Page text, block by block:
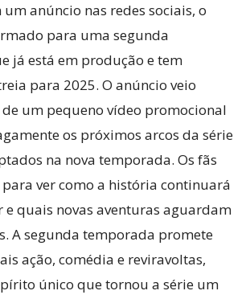
um anúncio nas redes sociais, o
para uma segunda
já está em produção e tem
para 2025. O anúncio veio
um pequeno vídeo promocional
os próximos arcos da série
na nova temporada. Os fãs
para ver como a história continuará
e quais novas aventuras aguardam
A segunda temporada promete
ação, comédia e reviravoltas,
único que tornou a série um